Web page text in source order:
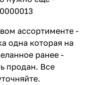
ассортименте -
одна которая на
ранее -
продан. Все